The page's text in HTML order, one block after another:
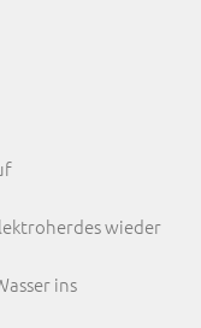
wieder
ins